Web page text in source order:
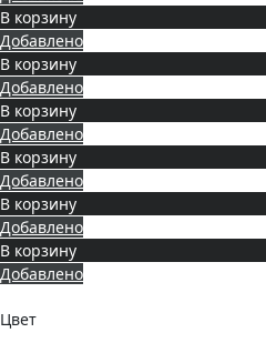
В корзину
Добавлено
В корзину
Добавлено
В корзину
Добавлено
В корзину
Добавлено
В корзину
Добавлено
В корзину
Добавлено
Цвет